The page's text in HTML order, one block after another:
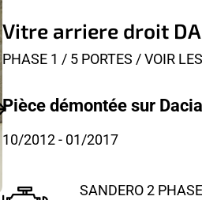
Vitre arriere droit
PHASE 1 / 5 PORTES / VOIR
Pièce démontée sur
10/2012- 01/2017
SANDERO 2